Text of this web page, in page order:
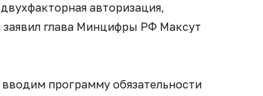
авторизация,
глава Минцифры РФ Максут
программу обязательности